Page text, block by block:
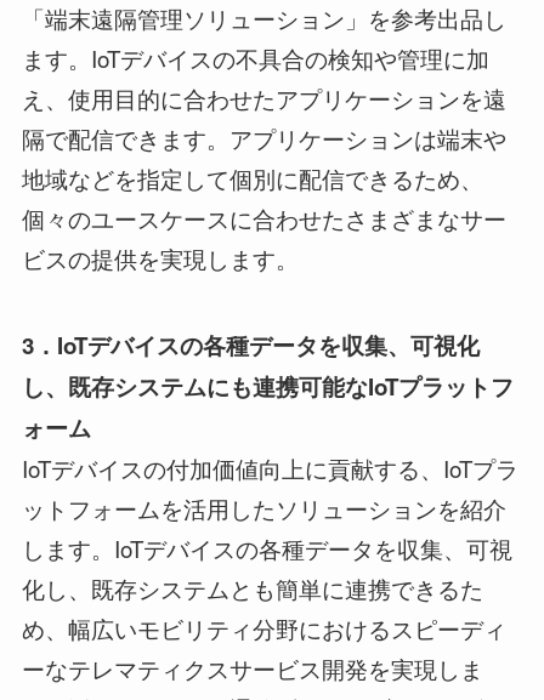
「端末遠隔管理ソリューション」を参考出品し
ます。IoTデバイスの不具合の検知や管理に加
え、使用目的に合わせたアプリケーションを遠
隔で配信できます。アプリケーションは端末や
地域などを指定して個別に配信できるため、
個々のユースケースに合わせたさまざまなサー
ビスの提供を実現します。
3． IoTデバイスの各種データを収集、可視化
し、 既存システムにも連携可能なIoTプラットフ
ォーム
IoTデバイスの付加価値向上に貢献する、IoTプラ
ットフォームを活用したソリューションを紹介
します。IoTデバイスの各種データを収集、可視
化し、既存システムとも簡単に連携できるた
め、幅広いモビリティ分野におけるスピーディ
ーなテレマティクスサービス開発を実現しま